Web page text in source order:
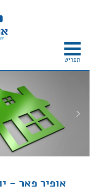
אופיר פאר -
תפריט